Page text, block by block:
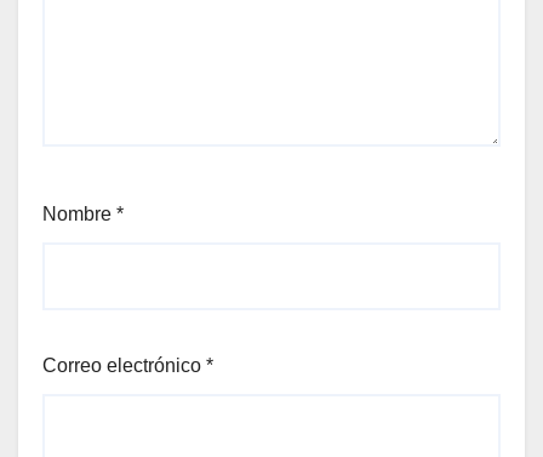
Nombre *
Correo electrónico *